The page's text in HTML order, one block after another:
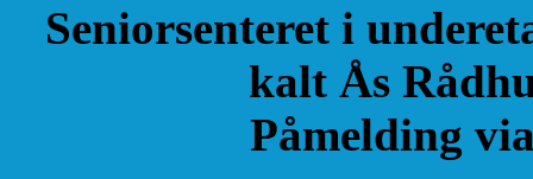
Seniorsenteret i
kalt Ås
Påmelding